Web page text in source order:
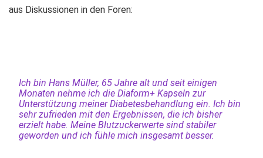
aus Diskussionen in den Foren:
Ich bin Hans Müller, 65 Jahre alt und seit einigen
Monaten nehme ich die Diaform+ Kapseln zur
Unterstützung meiner Diabetesbehandlung ein. Ich bin
sehr zufrieden mit den Ergebnissen, die ich bisher
erzielt habe. Meine Blutzuckerwerte sind stabiler
geworden und ich fühle mich insgesamt besser.